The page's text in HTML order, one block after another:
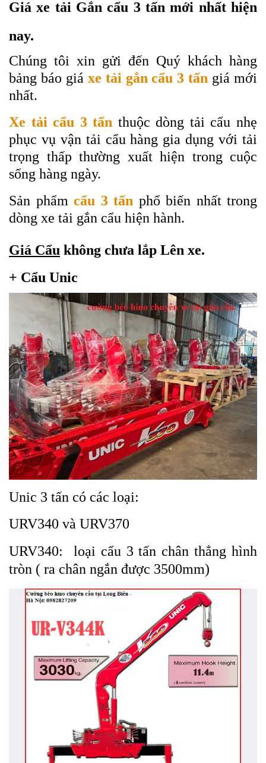
Giá xe tải Gắn cẩu 3 tấn mới nhất hiện
nay.
Chúng tôi xin gửi đến Quý khách hàng
bảng báo giá xe tải gắn cẩu 3 tấn giá mới
nhất.
Xe tải cẩu 3 tấn thuộc dòng tải cẩu nhẹ
phục vụ vận tải cẩu hàng gia dụng với tải
trọng thấp thường xuất hiện trong cuộc
sống hàng ngày.
Sản phẩm cẩu 3 tấn phổ biến nhất trong
dòng xe tải gắn cẩu hiện hành.
Giá Cẩu không chưa lắp Lên xe.
+ Cẩu Unic
Unic 3 tấn có các loại:
URV340 và URV370
URV340: loại cẩu 3 tấn chân thẳng hình
tròn ( ra chân ngắn được 3500mm)